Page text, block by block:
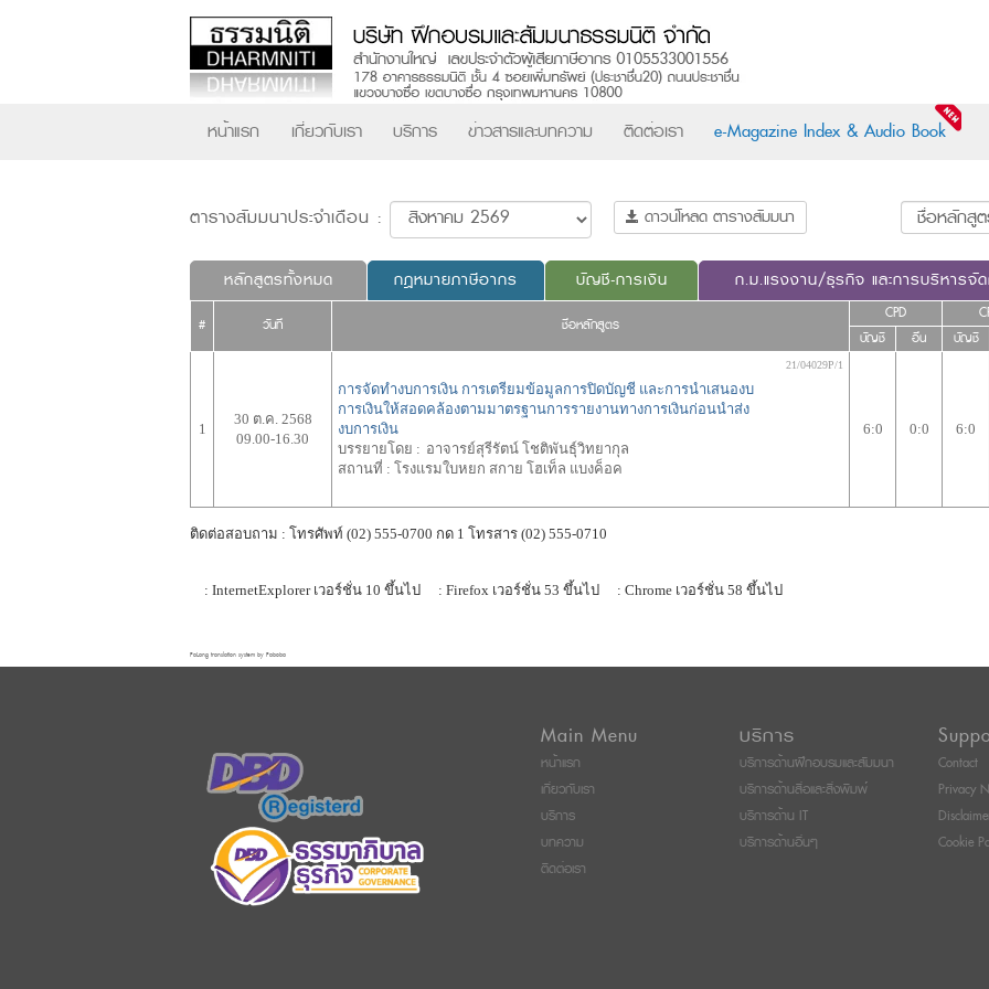
หน้าแรก เกี่ยวกับเรา บริการ ข่าวสารและบทความ ติดต่อเรา e-Magazine Index & Audio Book
ตารางสัมมนาประจำเดือน : ดาวน์โหลด ตารางสัมมนา
หลักสูตรทั้งหมด กฎหมายภาษีอากร บัญชี-การเงิน ก.ม.แรงงาน/ธุรกิจ และการบริหารจั
# วันที่ ชื่อหลักสูตร
CPD
บัญชี อื่น บัญชี
1
30 ต.ค. 2568
09.00-16.30
การจัดทำงบการเงิน การเตรียมข้อมูลการปิดบัญชี และการนำเสนองบ
การเงินให้สอดคล้องตามมาตรฐานการรายงานทางการเงินก่อนนำส่ง
งบการเงิน
บรรยายโดย : อาจารย์สุรีรัตน์ โชติพันธุ์วิทยากุล
สถานที่ : โรงแรมใบหยก สกาย โฮเท็ล แบงค็อค
21/04029P/1
6:0 0:0 6:0
ติดต่อสอบถาม : โทรศัพท์ (02) 555-0700 กด 1 โทรสาร (02) 555-0710
: InternetExplorer เวอร์ชั่น 10 ขึ้นไป : Firefox เวอร์ชั่น 53 ขึ้นไป : Chrome เวอร์ชั่น 58 ขึ้นไป
FaLang translation system by Faboba
Main Menu
หน้าแรก
เกี่ยวกับเรา
บริการ
บทความ
ติดต่อเรา
บริการ
บริการด้านฝึกอบรมและสัมมนา
บริการด้านสื่อและสิ่งพิมพ์
บริการด้าน IT
บริการด้านอื่นๆ
Contact
Privacy
Cookie